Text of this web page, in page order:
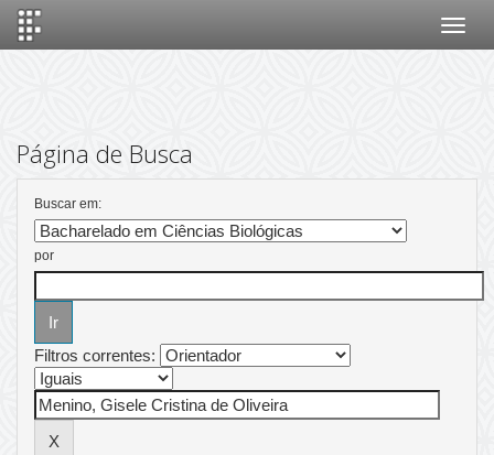
Página de Busca
Buscar em:
por
Filtros correntes: